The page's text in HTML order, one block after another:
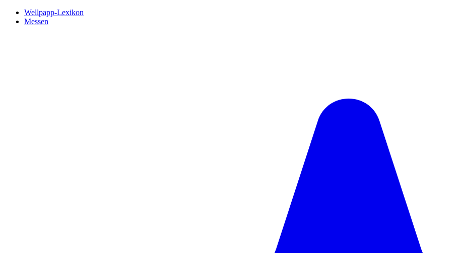
Wellpapp-Lexikon
Messen